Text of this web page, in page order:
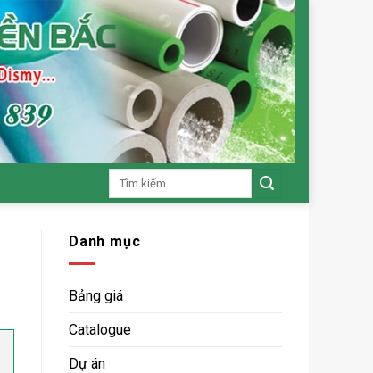
Tìm
Danh mục
Bảng giá
Catalogue
Dự án